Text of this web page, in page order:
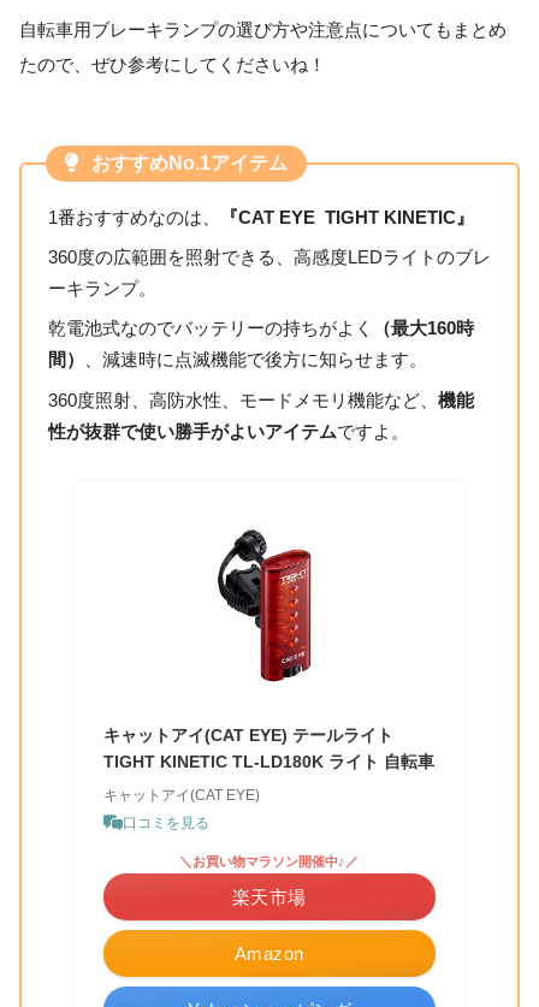
自転車用ブレーキランプの選び方や注意点についてもまとめ
たので、ぜひ参考にしてくださいね！
おすすめNo.1アイテム
1番おすすめなのは、 『CAT EYE TIGHT KINETIC』
360度の広範囲を照射できる、高感度LEDライトのブレ
ーキランプ。
乾電池式なのでバッテリーの持ちがよく
（最大160時
間）
、減速時に点滅機能で後方に知らせます。
360度照射、高防水性、モードメモリ機能など、 機能
性が抜群で使い勝手がよいアイテムですよ。
キャットアイ(CAT EYE) テールライト
TIGHT KINETIC TL-LD180K ライト 自転車
キャットアイ(CAT EYE)
口コミを見る
Amazon
＼お買い物マラソン開催中♪／
楽天市場